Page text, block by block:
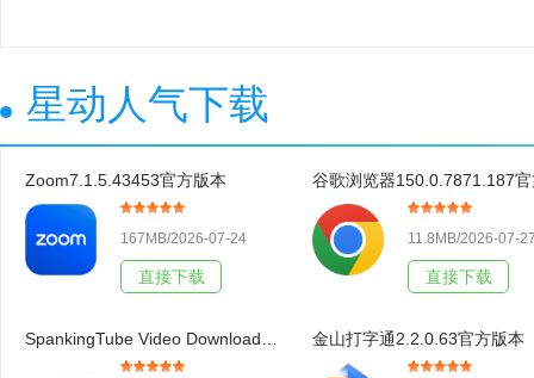
星动人气下载
Zoom7.1.5.43453官方版本
167MB/2026-07-24
直接下载
11.8MB/2026-07-
直接下载
金山打字通2.2.0.63官方版本